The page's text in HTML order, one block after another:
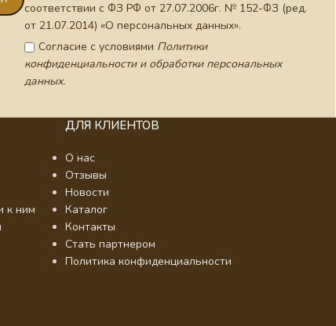
соответствии с ФЗ РФ от 27.07.2006г. № 152-ФЗ (ред.
от 21.07.2014) «О персональных данных».
Согласие с условиями Политики
конфиденциальности и обработки персональных
данных.
к ним
ДЛЯ КЛИЕНТОВ
О нас
Отзывы
Новости
Каталог
Контакты
Стать партнером
Политика конфиденциальности